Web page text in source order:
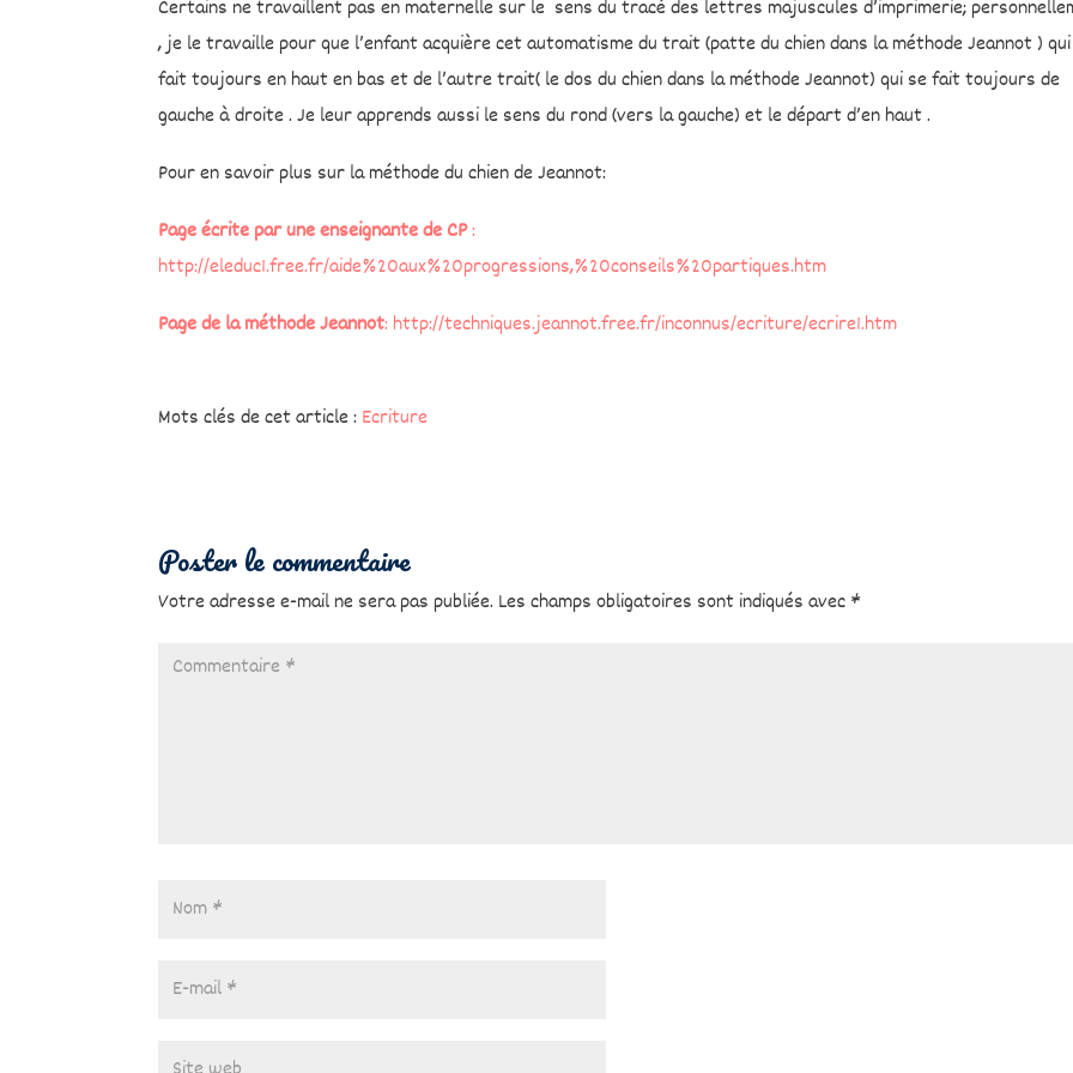
Certains ne travaillent pas en maternelle sur le sens du tracé des lettres majuscules d’imprimerie;
, je le travaille pour que l’enfant acquière cet automatisme du trait (patte du chien dans la méthode Jeannot )
fait toujours en haut en bas et de l’autre trait( le dos du chien dans la méthode Jeannot) qui se fait toujours de
gauche à droite . Je leur apprends aussi le sens du rond (vers la gauche) et le départ d’en haut .
Pour en savoir plus sur la méthode du chien de Jeannot:
Page écrite par une enseignante de CP:
http://eleduc1.free.fr/aide%20aux%20progressions,%20conseils%20partiques.htm
Page de la méthode Jeannot: http://techniques.jeannot.free.fr/inconnus/ecriture/ecrire1.htm
Mots clés de cet article : Ecriture
Poster le commentaire
Votre adresse e-mail ne sera pas publiée. Les champs obligatoires sont indiqués avec *